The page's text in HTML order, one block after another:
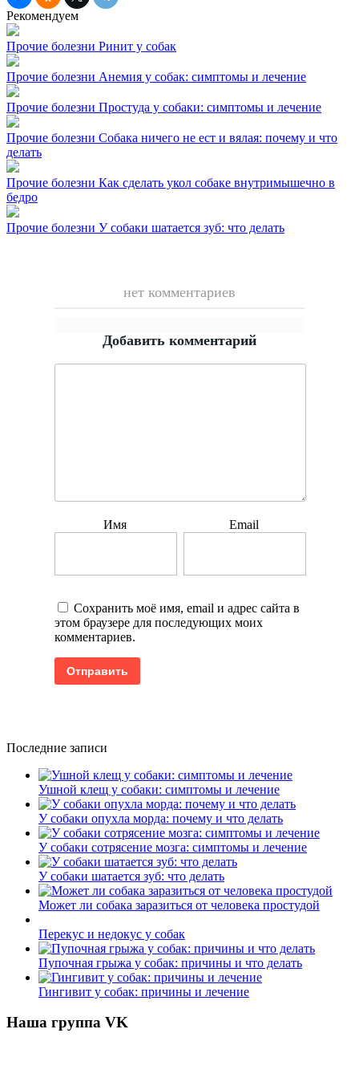
Рекомендуем
Прочие болезни Ринит у собак
Прочие болезни Анемия у собак: симптомы и лечение
Прочие болезни Простуда у собаки: симптомы и лечение
Прочие болезни Собака ничего не ест и вялая: почему и что
делать
Прочие болезни Как сделать укол собаке внутримышечно в
бедро
Прочие болезни У собаки шатается зуб: что делать
нет комментариев
Добавить комментарий
Имя Email
Сохранить моё имя, email и адрес сайта в
этом браузере для последующих моих
комментариев.
Последние записи
Ушной клещ у собаки: симптомы и лечение
У собаки опухла морда: почему и что делать
У собаки сотрясение мозга: симптомы и лечение
У собаки шатается зуб: что делать
Может ли собака заразиться от человека простудой
Перекус и недокус у собак
Пупочная грыжа у собак: причины и что делать
Гингивит у собак: причины и лечение
Наша группа VK